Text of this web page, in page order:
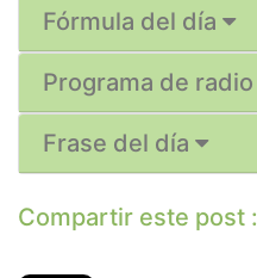
Fórmula del día
Programa de radio
Frase del día
Compartir este post :